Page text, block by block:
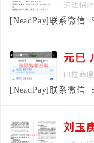
道法招
[NeadPay]联系微信
元巳
四柱命理
[NeadPay]联系微信